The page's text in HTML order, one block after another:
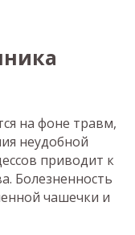
на фоне травм,
неудобной
приводит к
Болезненность
чашечки и